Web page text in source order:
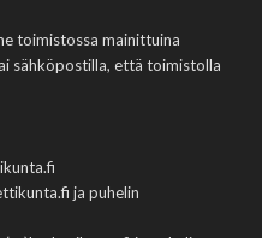
toimistossa mainittuina
sähköpostilla, että toimistolla
ja puhelin